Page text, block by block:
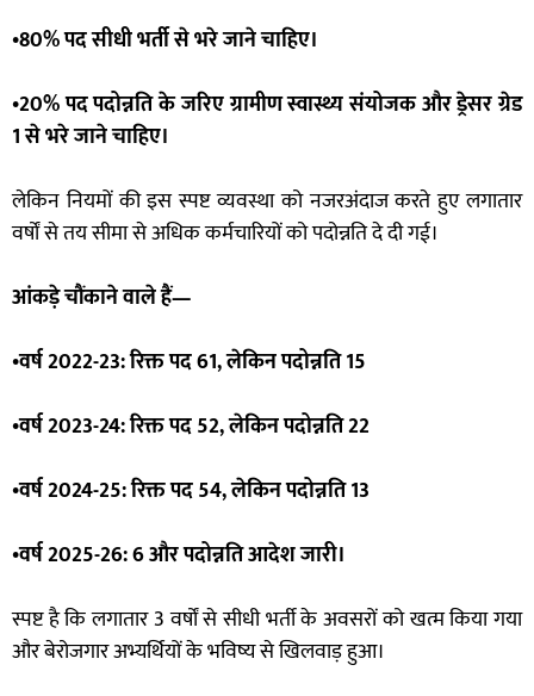
•80% पद सीधी भर्ती से भरे जाने चाहिए।
•20% पद पदोन्नति के जरिए ग्रामीण स्वास्थ्य संयोजक और ड्रेसर ग्रेड
1 से भरे जाने चाहिए।
लेकिन नियमों की इस स्पष्ट व्यवस्था को नजरअंदाज करते हुए लगातार
वर्षों से तय सीमा से अधिक कर्मचारियों को पदोन्नति दे दी गई।
आंकड़े चौंकाने वाले हैं—
•वर्ष 2022-23: रिक्त पद 61, लेकिन पदोन्नति 15
•वर्ष 2023-24: रिक्त पद 52, लेकिन पदोन्नति 22
•वर्ष 2024-25: रिक्त पद 54, लेकिन पदोन्नति 13
•वर्ष 2025-26: 6 और पदोन्नति आदेश जारी।
स्पष्ट है कि लगातार 3 वर्षों से सीधी भर्ती के अवसरों को खत्म किया गया
और बेरोजगार अभ्यर्थियों के भविष्य से खिलवाड़ हुआ।